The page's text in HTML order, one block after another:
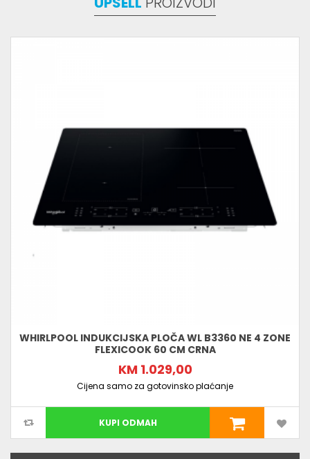
WHIRLPOOL INDUKCIJSKA PLOČA WL B3360 NE 4 ZONE
FLEXICOOK 60 CM CRNA
KM 1.029,00
Cijena samo za gotovinsko plaćanje
KUPI ODMAH